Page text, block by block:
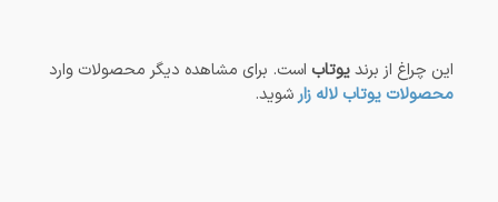
این چراغ از برندیوتاب است. برای مشاهده دیگر محصولات وارد
محصولات یوتاب لاله زار شوید.